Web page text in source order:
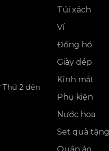
2 đến
Túi xách
Ví
Đồng hồ
Giày dép
Kính mắt
Phụ kiện
Nước hoa
Set quà tặng
Quần áo